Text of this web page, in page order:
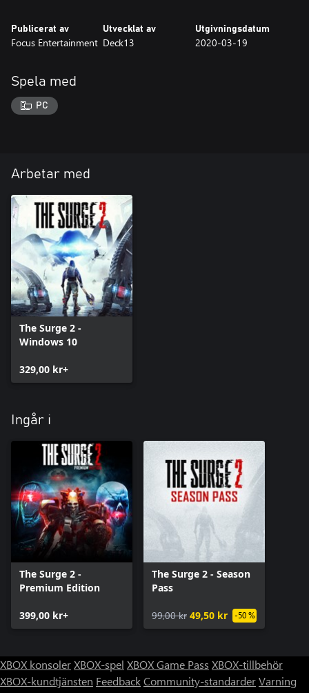
Publicerat av
Focus Entertainment
Utvecklat av
Deck13
Utgivningsdatum
2020-03-19
Spela med
PC
Arbetar med
The Surge 2 -
Windows 10
329,00 kr+
Ingår i
The Surge 2 -
Premium Edition
399,00 kr+
The Surge 2 - Season
Pass
99,00 kr 49,50 kr -50 %
XBOX konsolerXBOX-spel XBOX Game Pass XBOX-tillbehör
XBOX-kundtjänsten FeedbackCommunity-standarderVarning